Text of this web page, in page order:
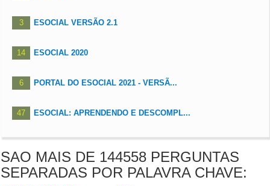
3 ESOCIAL VERSÃO 2.1
14 ESOCIAL 2020
6 PORTAL DO ESOCIAL 2021 - VERSÃ...
47 ESOCIAL: APRENDENDO E DESCOMPL...
SAO MAIS DE 144558 PERGUNTAS
SEPARADAS POR PALAVRA CHAVE: